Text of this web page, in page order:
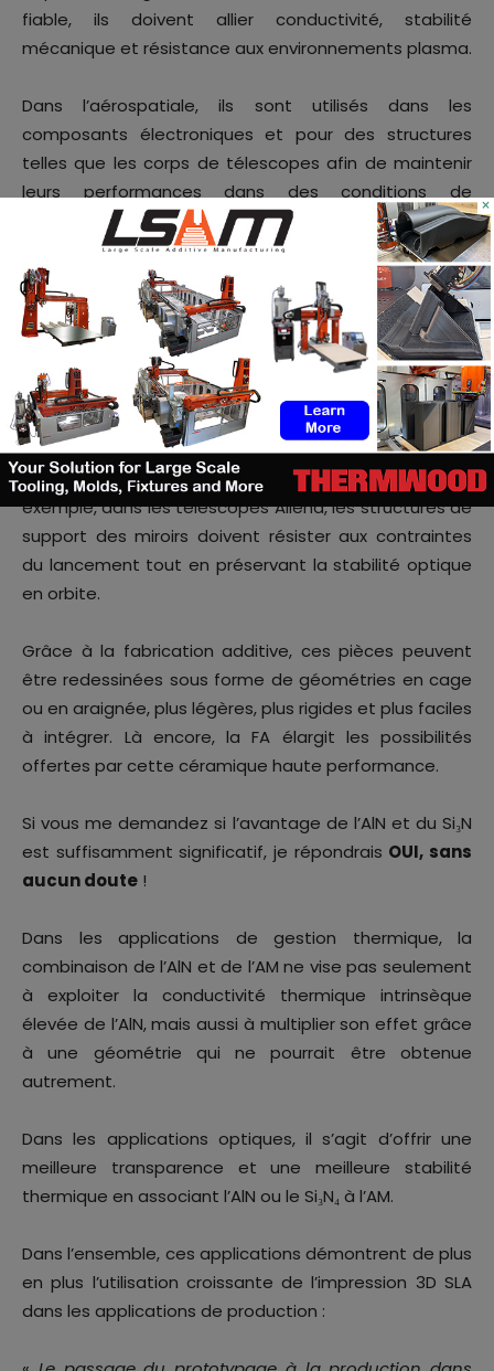
fiable, ils doivent allier conductivité, stabilité
mécanique et résistance aux environnements plasma.
Dans l’aérospatiale, ils sont utilisés dans les
composants électroniques et pour des structures
telles que les corps de télescopes afin de maintenir
leurs performances dans des conditions de
températures extrêmes.
La combinaison de l’AlN et de l’impression 3D SLA de
3DCeram permet d’obtenir des composants offrant
une meilleure dissipation thermique et des
géométries optimisées.
Selon 3DCeram, dans l’aérospatiale et l’optique, le
Si₃N₄ a déjà été adopté pour les composants
structurels des assemblages de télescopes. Par
exemple, dans les télescopes Aliéna, les structures de
support des miroirs doivent résister aux contraintes
du lancement tout en préservant la stabilité optique
en orbite.
Grâce à la fabrication additive, ces pièces peuvent
être redessinées sous forme de géométries en cage
ou en araignée, plus légères, plus rigides et plus faciles
à intégrer. Là encore, la FA élargit les possibilités
offertes par cette céramique haute performance.
Si vous me demandez si l’avantage de l’AlN et du Si₃N
est suffisamment significatif, je répondrais OUI, sans
aucun doute !
Dans les applications de gestion thermique, la
combinaison de l’AlN et de l’AM ne vise pas seulement
à exploiter la conductivité thermique intrinsèque
élevée de l’AlN, mais aussi à multiplier son effet grâce
à une géométrie qui ne pourrait être obtenue
autrement.
Dans les applications optiques, il s’agit d’offrir une
meilleure transparence et une meilleure stabilité
thermique en associant l’AlN ou le Si₃N₄ à l’AM.
Dans l’ensemble, ces applications démontrent de plus
en plus l’utilisation croissante de l’impression 3D SLA
dans les applications de production :
×